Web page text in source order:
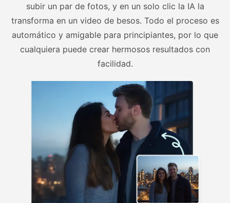
subir un par de fotos, y en un solo clic la IA la
transforma en un video de besos. Todo el proceso es
automático y amigable para principiantes, por lo que
cualquiera puede crear hermosos resultados con
facilidad.